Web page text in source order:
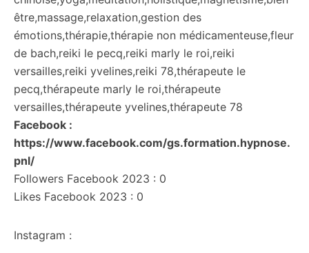
être,massage,relaxation,gestion des
émotions,thérapie,thérapie non médicamenteuse,fleur
de bach,reiki le pecq,reiki marly le roi,reiki
versailles,reiki yvelines,reiki 78,thérapeute le
pecq,thérapeute marly le roi,thérapeute
versailles,thérapeute yvelines,thérapeute 78
Facebook :
https://www.facebook.com/gs.formation.hypnose.
pnl/
Followers Facebook 2023 : 0
Likes Facebook 2023 : 0
Instagram :